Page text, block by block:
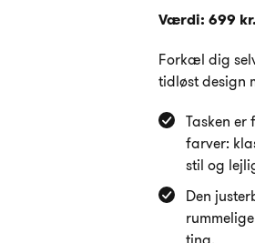
Værdi: 699 kr.
Forkæl dig
tidløst design
Tasken
farver:
stil og
Den